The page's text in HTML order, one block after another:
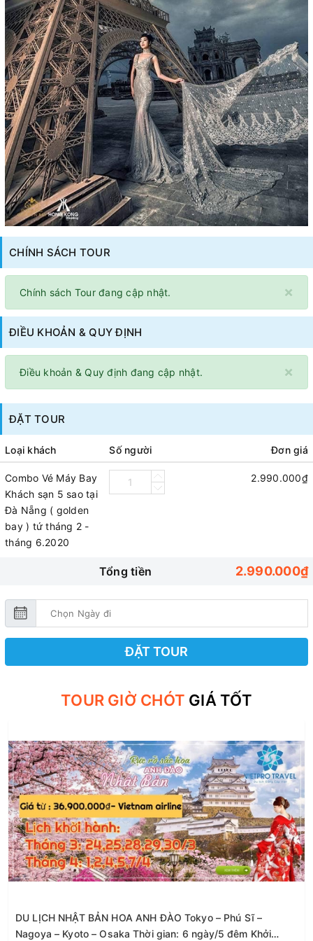
CHÍNH SÁCH TOUR
×
Chính sách Tour đang cập nhật.
ĐIỀU KHOẢN & QUY ĐỊNH
×
Điều khoản & Quy định đang cập nhật.
ĐẶT TOUR
Loại khách Số người Đơn giá
Combo Vé Máy Bay
Khách sạn 5 sao tại
Đà Nẵng ( golden
bay ) tứ tháng 2 -
tháng 6.2020
2.990.000₫
Tổng tiền 2.990.000₫
ĐẶT TOUR
TOUR GIỜ CHÓT GIÁ TỐT
DU LỊCH NHẬT BẢN HOA ANH ĐÀO Tokyo – Phú Sĩ –
Nagoya – Kyoto – Osaka Thời gian: 6 ngày/5 đêm Khởi